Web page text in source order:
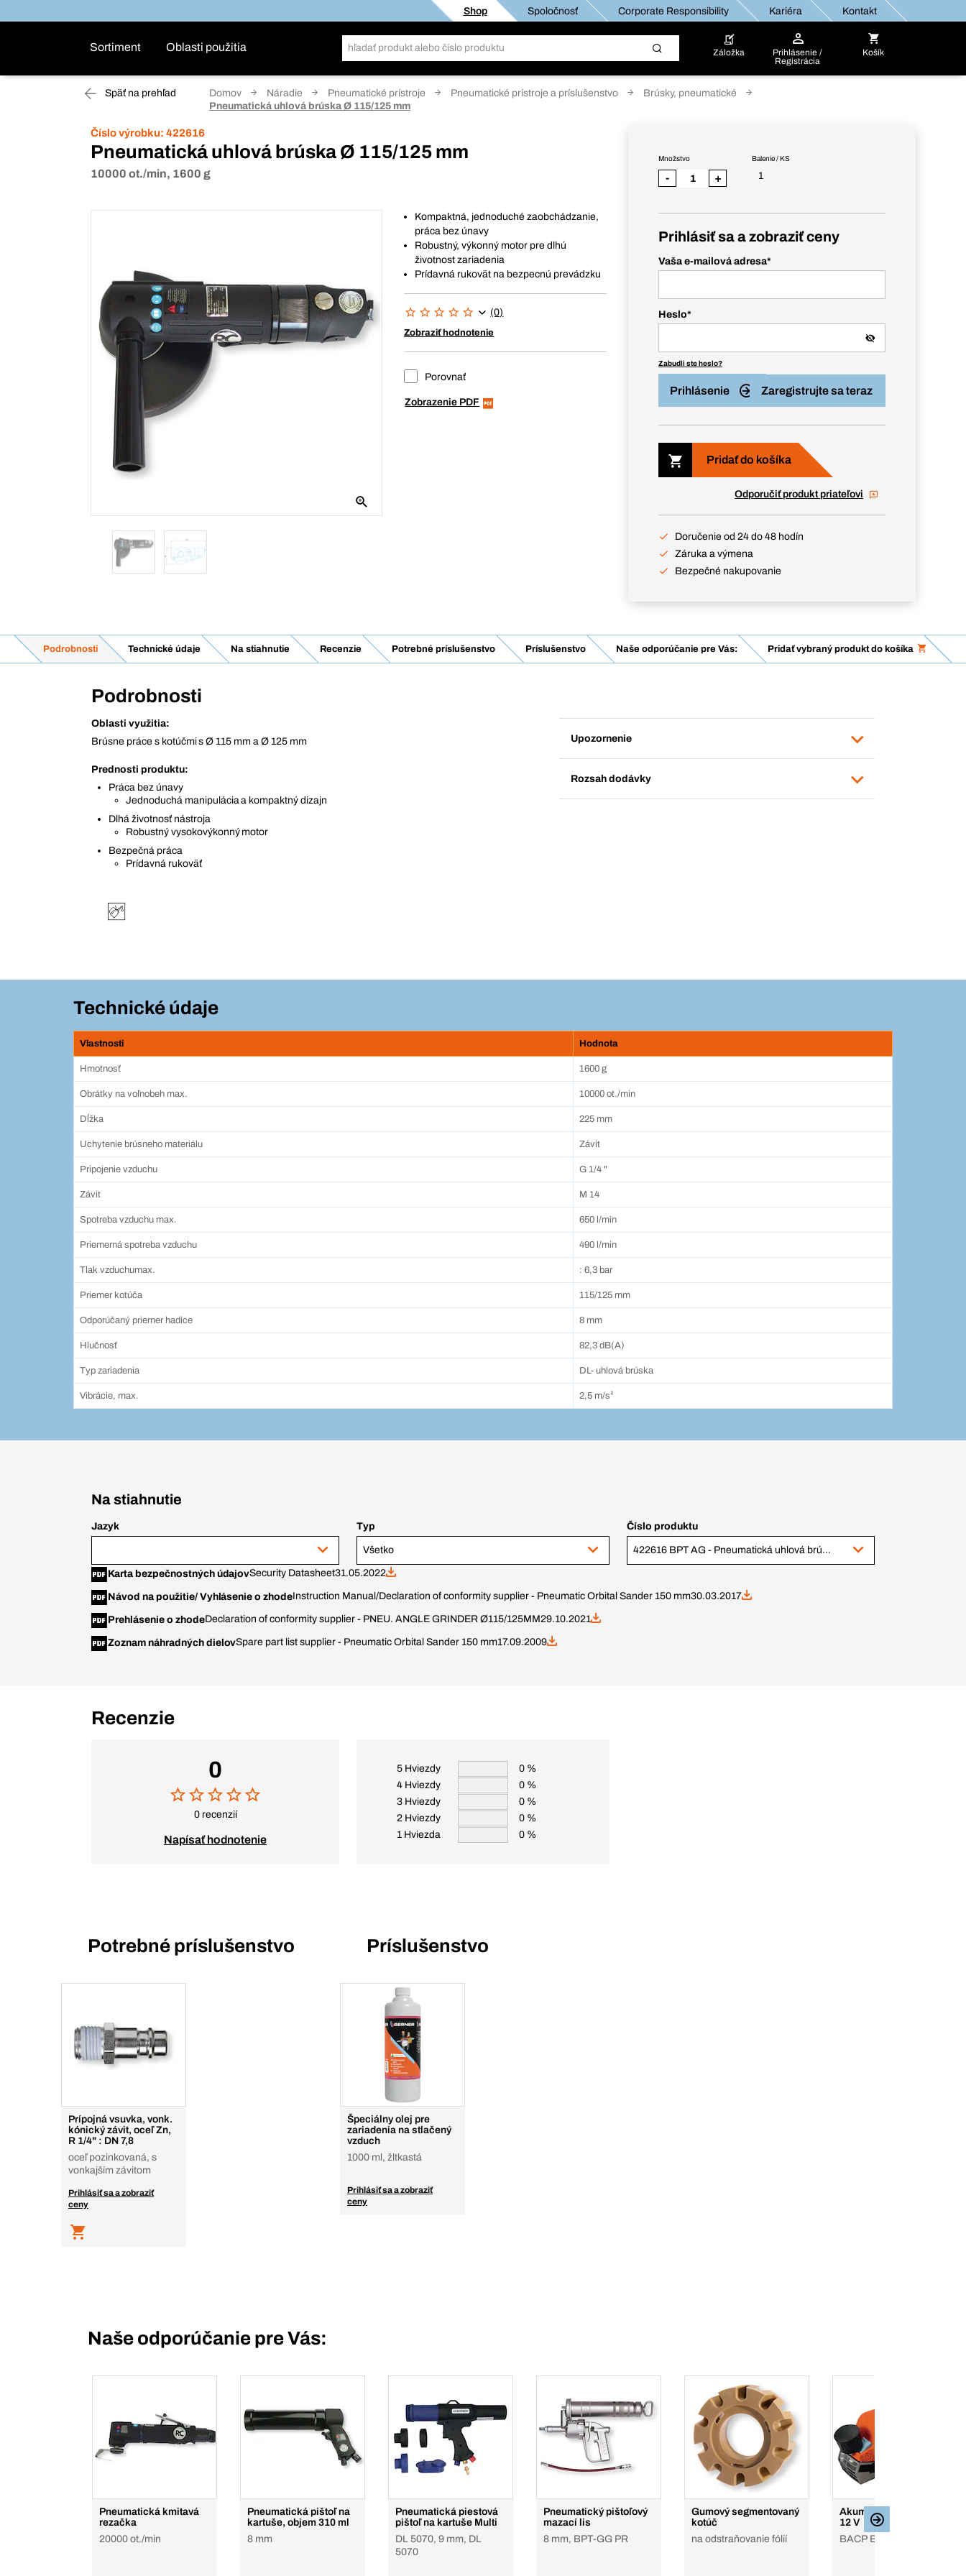
Shop Spoločnosť Corporate Responsibility Kariéra Kontakt
Sortiment Oblasti použitia Záložka
Prihlásenie /
Registrácia
Košík
Späť na prehľad Domov Náradie Pneumatické prístroje Pneumatické prístroje a príslušenstvo
Brúsky, pneumatické
Pneumatická uhlová brúska Ø 115/125 mm
Číslo výrobku: 422616
Pneumatická uhlová brúska Ø 115/125 mm
10000 ot./min, 1600 g
Kompaktná, jednoduché zaobchádzanie,
práca bez únavy
Robustný, výkonný motor pre dlhú
životnost zariadenia
Prídavná rukovät na bezpecnú prevádzku
(0)
Zobraziť hodnotenie
Porovnať
Zobrazenie PDF
Balenie / KS
1
Množstvo
- +
Prihlásiť sa a zobraziť ceny
Vaša e-mailová adresa*
Heslo*
Zabudli ste heslo?
Prihlásenie Zaregistrujte sa teraz
Pridať do košíka
Odporučiť produkt priateľovi
Doručenie od 24 do 48 hodín
Záruka a výmena
Bezpečné nakupovanie
Podrobnosti Technické údaje Na stiahnutie Recenzie Potrebné príslušenstvo Príslušenstvo Naše odporúčanie pre Vás: Pridať vybraný produkt do košíka
Podrobnosti
Oblasti využitia:
Brúsne práce s kotúčmi s Ø 115 mm a Ø 125 mm
Prednosti produktu:
Práca bez únavy
Jednoduchá manipulácia a kompaktný dizajn
Dlhá životnosť nástroja
Robustný vysokovýkonný motor
Bezpečná práca
Prídavná rukoväť
Upozornenie
Rozsah dodávky
Technické údaje
Vlastnosti Hodnota
Hmotnosť 1600 g
Obrátky na voľnobeh max. 10000 ot./min
Dĺžka 225 mm
Uchytenie brúsneho materiálu Závit
Pripojenie vzduchu G 1/4 "
Závit M 14
Spotreba vzduchu max. 650 l/min
Priemerná spotreba vzduchu 490 l/min
Tlak vzduchumax. : 6,3 bar
Priemer kotúča 115/125 mm
Odporúčaný priemer hadice 8 mm
Hlučnosť 82,3 dB(A)
Typ zariadenia DL- uhlová brúska
Vibrácie, max. 2,5 m/s²
Na stiahnutie
Jazyk Typ
Všetko
Číslo produktu
422616 BPT AG - Pneumatická uhlová brúska, ø do 125 mm
Karta bezpečnostných údajovSecurity Datasheet31.05.2022
Návod na použitie/ Vyhlásenie o zhodeInstruction Manual/Declaration of conformity supplier - Pneumatic Orbital Sander 150 mm30.03.2017
Prehlásenie o zhodeDeclaration of conformity supplier - PNEU. ANGLE GRINDER Ø115/125MM29.10.2021
Zoznam náhradných dielovSpare part list supplier - Pneumatic Orbital Sander 150 mm17.09.2009
Recenzie
0
0 recenzií
Napísať hodnotenie
5 Hviezdy
0 %
4 Hviezdy
0 %
3 Hviezdy
0 %
2 Hviezdy
0 %
1 Hviezda
0 %
Potrebné príslušenstvo
Prípojná vsuvka, vonk.
kónický závit, oceľ Zn,
R 1/4" : DN 7,8
oceľ pozinkovaná, s
vonkajším závitom
Prihlásiť sa a zobraziť
ceny
Príslušenstvo
Špeciálny olej pre
zariadenia na stlačený
vzduch
1000 ml, žltkastá
Prihlásiť sa a zobraziť
ceny
Naše odporúčanie pre Vás:
Pneumatická kmitavá
rezačka
20000 ot./min
Pneumatická pištoľ na
kartuše, objem 310 ml
8 mm
Pneumatická piestová
pištoľ na kartuše Multi
DL 5070, 9 mm, DL
5070
Pneumatický pištoľový
mazací lis
8 mm, BPT-GG PR
Gumový segmentovaný
kotúč
na odstraňovanie fólií
Akumulátorový hoblík
12 V
BACP BL, v krabici